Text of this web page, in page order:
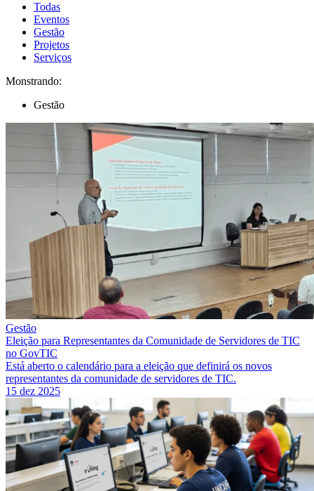
Todas
Eventos
Gestão
Projetos
Serviços
Monstrando:
Gestão
Gestão
Eleição para Representantes da Comunidade de Servidores de TIC
no GovTIC
Está aberto o calendário para a eleição que definirá os novos
representantes da comunidade de servidores de TIC.
15 dez 2025